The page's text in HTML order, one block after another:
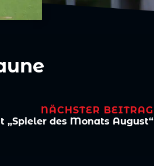
NÄCHSTER BEITRAG
„Spieler des Monats August“